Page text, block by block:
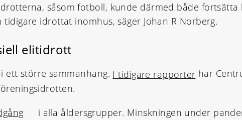
såsom fotboll, kunde därmed både fortsätta
idrottat inomhus, säger Johan R Norberg.
elitidrott
ett större sammanhang. I tidigare rapporter har
i alla åldersgrupper. Minskningen under